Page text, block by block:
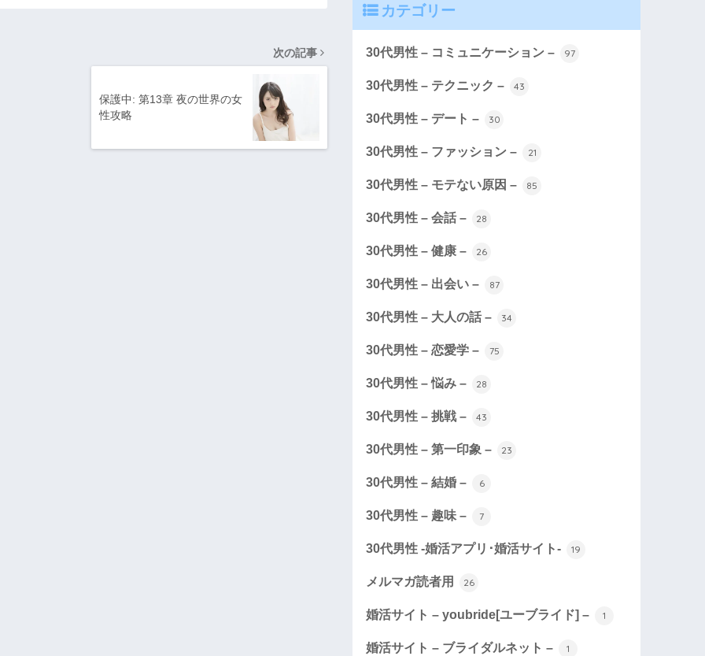
次の記事
保護中: 第13章 夜の世界の女
性攻略
カテゴリー
30代男性 – コミュニケーション – 97
30代男性 – テクニック – 43
30代男性 – デート – 30
30代男性 – ファッション – 21
30代男性 – モテない原因 – 85
30代男性 – 会話 – 28
30代男性 – 健康 – 26
30代男性 – 出会い – 87
30代男性 – 大人の話 – 34
30代男性 – 恋愛学 – 75
30代男性 – 悩み – 28
30代男性 – 挑戦 – 43
30代男性 – 第一印象 – 23
30代男性 – 結婚 – 6
30代男性 – 趣味 – 7
30代男性 -婚活アプリ･婚活サイト- 19
メルマガ読者用 26
婚活サイト – youbride[ユーブライド] – 1
婚活サイト – ブライダルネット – 1